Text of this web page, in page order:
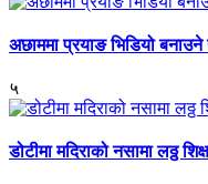
अछाममा प्रयाङ भिडियो
५
डोटीमा मदिराको नसामा लठ्ठ